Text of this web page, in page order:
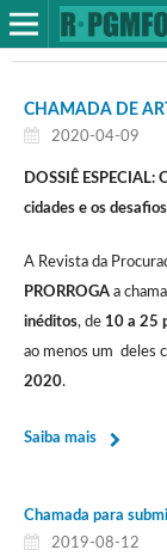
CHAMADA DE
2020-04-09
DOSSIÊ ESPECIAL:
cidades e os
A Revista da
PRORROGA a
inéditos, de 10 a 25
ao menos um deles
2020.
Saiba mais
Chamada para
2019-08-12